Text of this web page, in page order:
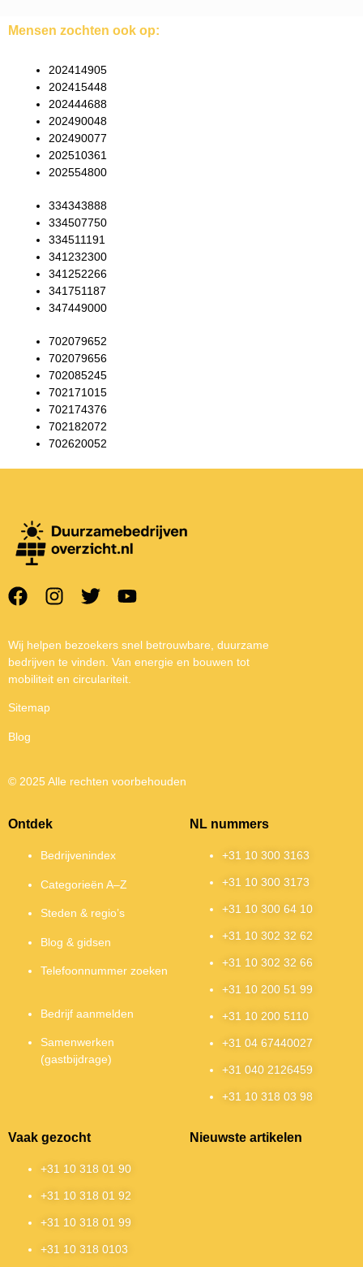
Mensen zochten ook op:
202414905
202415448
202444688
202490048
202490077
202510361
202554800
334343888
334507750
334511191
341232300
341252266
341751187
347449000
702079652
702079656
702085245
702171015
702174376
702182072
702620052
Wij helpen bezoekers snel betrouwbare, duurzame
bedrijven te vinden. Van energie en bouwen tot
mobiliteit en circulariteit.
Sitemap
Blog
© 2025 Alle rechten voorbehouden
Ontdek
Bedrijvenindex
Categorieën A–Z
Steden & regio’s
Blog & gidsen
Telefoonnummer zoeken
Bedrijf aanmelden
Samenwerken
(gastbijdrage)
NL nummers
+31 10 300 3163
+31 10 300 3173
+31 10 300 64 10
+31 10 302 32 62
+31 10 302 32 66
+31 10 200 51 99
+31 10 200 5110
+31 04 67440027
+31 040 2126459
+31 10 318 03 98
Vaak gezocht
+31 10 318 01 90
+31 10 318 01 92
+31 10 318 01 99
+31 10 318 0103
Nieuwste artikelen